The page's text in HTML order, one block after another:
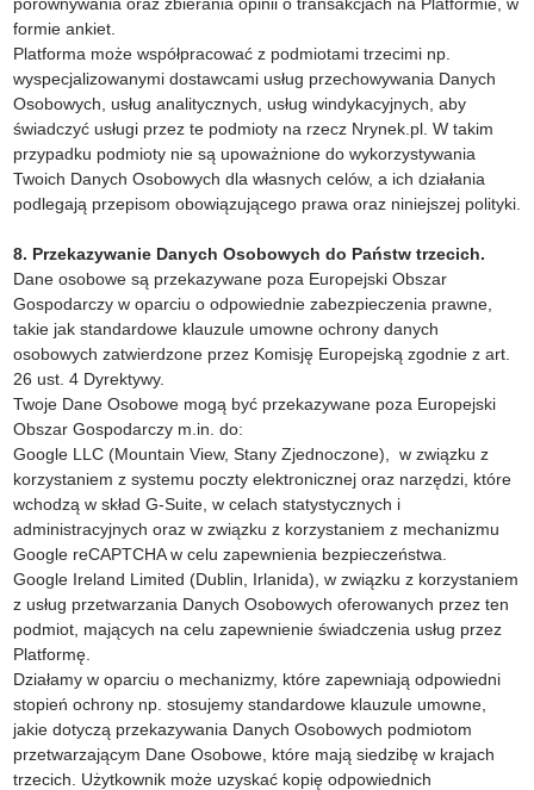
formie ankiet.
Platforma może współpracować z podmiotami trzecimi np.
wyspecjalizowanymi dostawcami usług przechowywania Danych
Osobowych, usług analitycznych, usług windykacyjnych, aby
świadczyć usługi przez te podmioty na rzecz Nrynek.pl. W takim
przypadku podmioty nie są upoważnione do wykorzystywania
Twoich Danych Osobowych dla własnych celów, a ich działania
podlegają przepisom obowiązującego prawa oraz niniejszej polityki.
8. Przekazywanie Danych Osobowych do Państw trzecich.
Dane osobowe są przekazywane poza Europejski Obszar
Gospodarczy w oparciu o odpowiednie zabezpieczenia prawne,
takie jak standardowe klauzule umowne ochrony danych
osobowych zatwierdzone przez Komisję Europejską zgodnie z art.
26 ust. 4 Dyrektywy.
Twoje Dane Osobowe mogą być przekazywane poza Europejski
Obszar Gospodarczy m.in. do:
Google LLC (Mountain View, Stany Zjednoczone), w związku z
korzystaniem z systemu poczty elektronicznej oraz narzędzi, które
wchodzą w skład G-Suite, w celach statystycznych i
administracyjnych oraz w związku z korzystaniem z mechanizmu
Google reCAPTCHA w celu zapewnienia bezpieczeństwa.
Google Ireland Limited (Dublin, Irlanida), w związku z korzystaniem
z usług przetwarzania Danych Osobowych oferowanych przez ten
podmiot, mających na celu zapewnienie świadczenia usług przez
Platformę.
Działamy w oparciu o mechanizmy, które zapewniają odpowiedni
stopień ochrony np. stosujemy standardowe klauzule umowne,
jakie dotyczą przekazywania Danych Osobowych podmiotom
przetwarzającym Dane Osobowe, które mają siedzibę w krajach
trzecich. Użytkownik może uzyskać kopię odpowiednich